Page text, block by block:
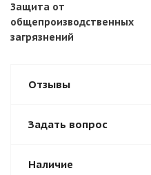
Защита от
общепроизводственных
загрязнений
Отзывы
Задать вопрос
Наличие